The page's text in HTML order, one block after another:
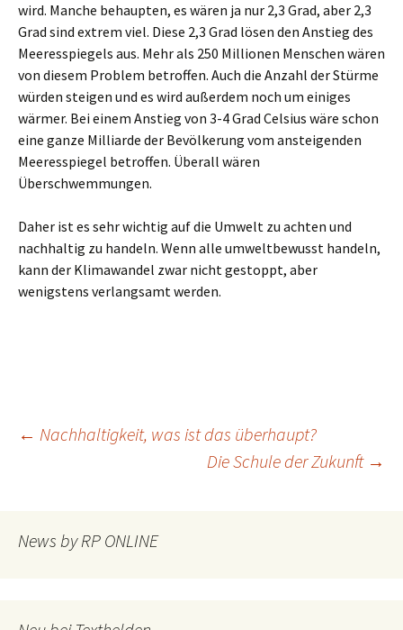
wird. Manche behaupten, es wären ja nur 2,3 Grad, aber 2,3
Grad sind extrem viel. Diese 2,3 Grad lösen den Anstieg des
Meeresspiegels aus. Mehr als 250 Millionen Menschen wären
von diesem Problem betroffen. Auch die Anzahl der Stürme
würden steigen und es wird außerdem noch um einiges
wärmer. Bei einem Anstieg von 3-4 Grad Celsius wäre schon
eine ganze Milliarde der Bevölkerung vom ansteigenden
Meeresspiegel betroffen. Überall wären
Überschwemmungen.
Daher ist es sehr wichtig auf die Umwelt zu achten und
nachhaltig zu handeln. Wenn alle umweltbewusst handeln,
kann der Klimawandel zwar nicht gestoppt, aber
wenigstens verlangsamt werden.
Beitragsnavigation
← Nachhaltigkeit, was ist das überhaupt?
Die Schule der Zukunft →
News by RP ONLINE